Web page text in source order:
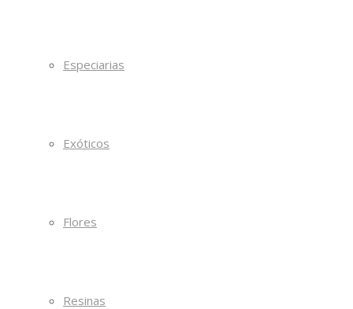
Especiarias
Exóticos
Flores
Resinas